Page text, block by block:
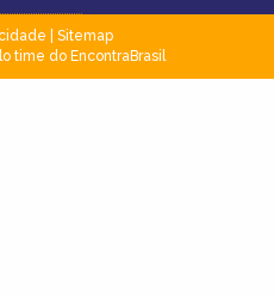
Sitemap
time do EncontraBrasil